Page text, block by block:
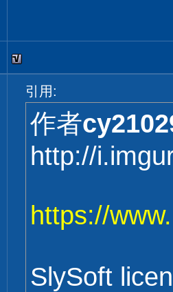
引用:
作者
http://
https://
SlySoft